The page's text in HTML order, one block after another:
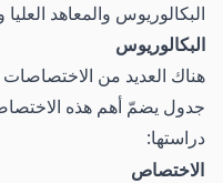
البكالوريوس والمعاهد
البكالوريوس
هناك العديد من
جدول يضمّ أهم هذه
دراستها:
الاختصاص